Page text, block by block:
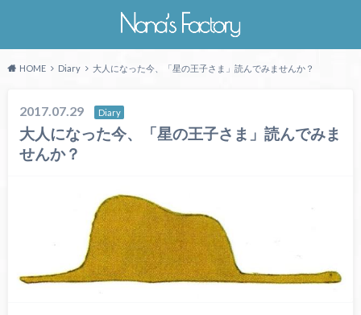
HOME Diary 大人になった今、「星の王子さま」読んでみませんか？
2017.07.29 Diary
大人になった今、「星の王子さま」読んでみま
せんか？